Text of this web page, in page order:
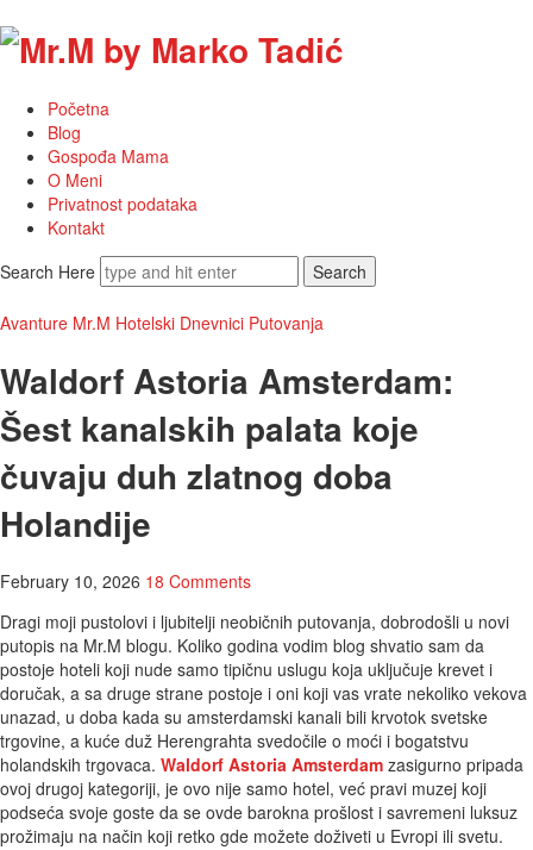
Početna
Blog
Gospođa Mama
O Meni
Privatnost podataka
Kontakt
Search Here
Avanture Mr.M Hotelski Dnevnici Putovanja
Waldorf Astoria Amsterdam:
Šest kanalskih palata koje
čuvaju duh zlatnog doba
Holandije
February 10, 2026 18 Comments
Dragi moji pustolovi i ljubitelji neobičnih putovanja, dobrodošli u novi
putopis na Mr.M blogu. Koliko godina vodim blog shvatio sam da
postoje hoteli koji nude samo tipičnu uslugu koja uključuje krevet i
doručak, a sa druge strane postoje i oni koji vas vrate nekoliko vekova
unazad, u doba kada su amsterdamski kanali bili krvotok svetske
trgovine, a kuće duž Herengrahta svedočile o moći i bogatstvu
holandskih trgovaca. Waldorf Astoria Amsterdam zasigurno pripada
ovoj drugoj kategoriji, je ovo nije samo hotel, već pravi muzej koji
podseća svoje goste da se ovde barokna prošlost i savremeni luksuz
prožimaju na način koji retko gde možete doživeti u Evropi ili svetu.